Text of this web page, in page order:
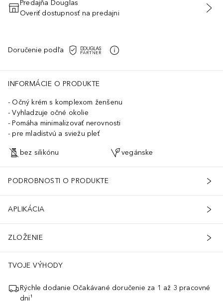
PRIDAŤ DO KOŠÍKA
Predajňa Douglas
Overiť dostupnosť na predajni
Doručenie podľa
INFORMÁCIE O PRODUKTE
Očný krém s komplexom ženšenu
Vyhladzuje očné okolie
Pomáha minimalizovať nerovnosti
pre mladistvú a sviežu pleť
bez silikónu vegánske
PODROBNOSTI O PRODUKTE
APLIKÁCIA
ZLOŽENIE
TVOJE VÝHODY
Rýchle dodanie Očakávané doručenie za 1 až 3 pracovné
dni¹